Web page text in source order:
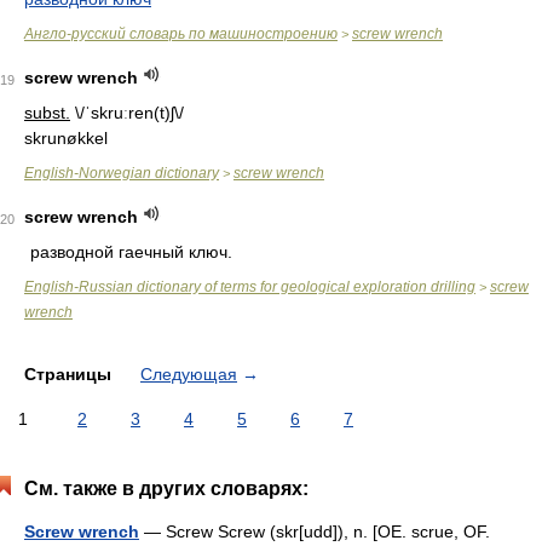
Англо-русский словарь по машиностроению > screw wrench
19
screw wrench
subst. \/ˈskruːren(t)ʃ\/
skrunøkkel
English-Norwegian dictionary> screw wrench
20
screw wrench
разводной гаечный ключ.
English-Russian dictionary of terms for geological exploration drilling > screw
wrench
Страницы Следующая →
1 2 3 4 5 6 7
См. также в других словарях:
Screw wrench — Screw Screw (skr[udd]), n. [OE. scrue, OF.